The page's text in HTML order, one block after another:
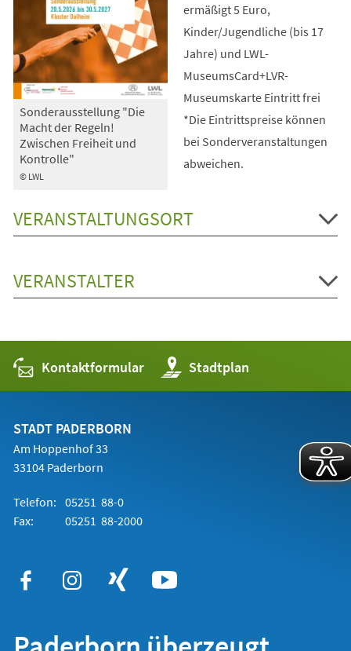
© LWL
Sonderausstellung "Die
Macht der Regeln!
Zwischen Freiheit und
Kontrolle"
ermäßigt 5 Euro,
Kinder/Jugendliche (bis 17
Jahre) und LWL-
MuseumsCard+LVR-
Museumskarte Eintritt frei
*Die Eintrittspreise können
bei Sonderveranstaltungen
abweichen.
VERANSTALTUNGSORT
VERANSTALTER
Kontaktformular Stadtplan
(Öffnet
in
einem
STADT PADERBORN
Am Hoppenhof 33
33104 Paderborn
Telefon: 05251 88-0
Fax:
05251 88-2000